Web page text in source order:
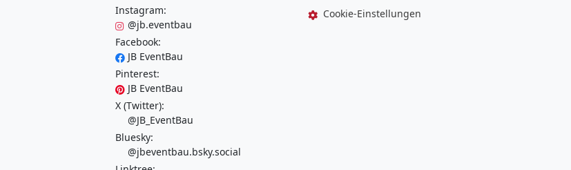
Instagram:
@jb.eventbau
Facebook:
JB EventBau
Pinterest:
JB EventBau
X (Twitter):
@JB_EventBau
Bluesky:
@jbeventbau.bsky.social
Cookie-Einstellungen